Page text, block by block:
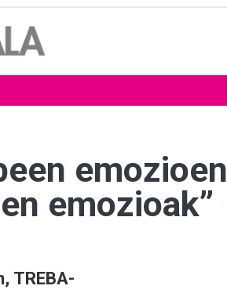
emozioen
emozioak”
TREBA-